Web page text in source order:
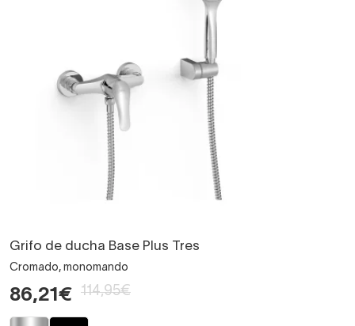
Grifo de ducha Base Plus Tres
Cromado, monomando
86,21€ 114,95€